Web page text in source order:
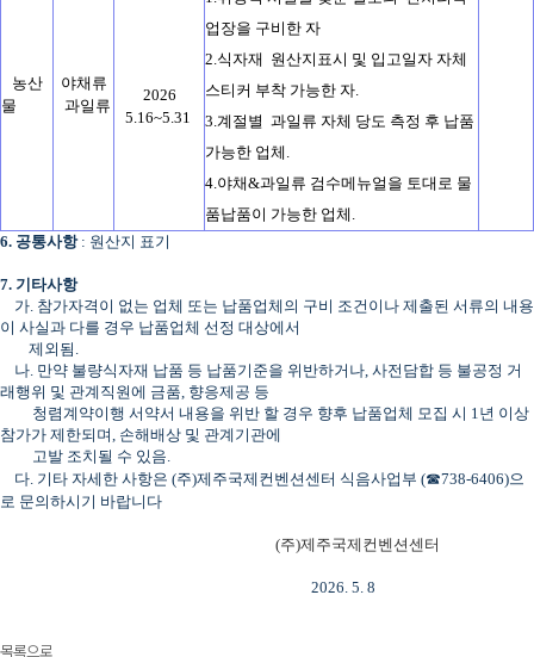
농산
물
야채류
과일류
2026
5.16~5.31
업장을 구비한 자
2.식자재 원산지표시 및 입고일자 자체
스티커 부착 가능한 자.
3.계절별 과일류 자체 당도 측정 후 납품
가능한 업체.
4.야채&과일류 검수메뉴얼을 토대로 물
품납품이 가능한 업체.
6. 공통사항: 원산지 표기
7. 기타사항
가. 참가자격이 없는 업체 또는 납품업체의 구비 조건이나 제출된 서류의 내용
이 사실과 다를 경우 납품업체 선정 대상에서
제외됨.
나. 만약 불량식자재 납품 등 납품기준을 위반하거나, 사전담합 등 불공정 거
래행위 및 관계직원에 금품, 향응제공 등
청렴계약이행 서약서 내용을 위반 할 경우 향후 납품업체 모집 시 1년 이상
참가가 제한되며, 손해배상 및 관계기관에
고발 조치될 수 있음.
다. 기타 자세한 사항은 (주)제주국제컨벤션센터 식음사업부 (☎738-6406)으
로 문의하시기 바랍니다
(주)제주국제컨벤션센터
2026. 5. 8
목록으로